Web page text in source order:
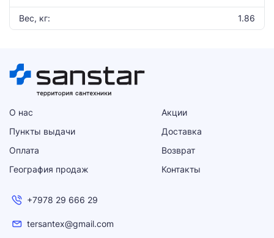
Вес, кг: 1.86
О нас
Акции
Пункты выдачи
Доставка
Оплата
Возврат
География продаж
Контакты
+7978 29 666 29
tersantex@gmail.com